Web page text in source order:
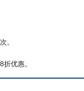
。
优惠。